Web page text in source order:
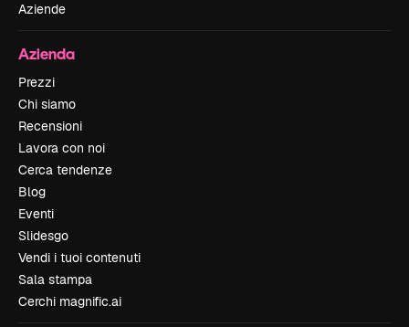
Aziende
Azienda
Prezzi
Chi siamo
Recensioni
Lavora con noi
Cerca tendenze
Blog
Eventi
Slidesgo
Vendi i tuoi contenuti
Sala stampa
Cerchi magnific.ai